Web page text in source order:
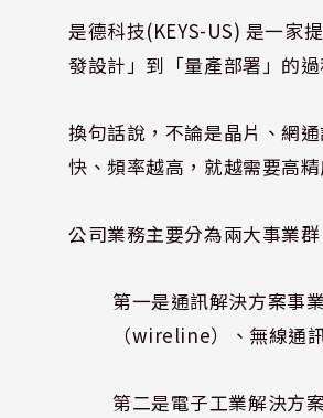
是德科技(KEYS-US) 是一家
發設計」到「量產部署」的
換句話說，不論是晶片、網
快、頻率越高，就越需要高
公司業務主要分為兩大事業群
第一是通訊解決方案事
（wireline）、無線通
第二是電子工業解決方